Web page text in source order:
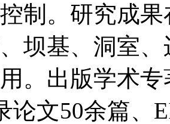
制。研究成
坝基、洞室
。出版学术
论文50余篇、